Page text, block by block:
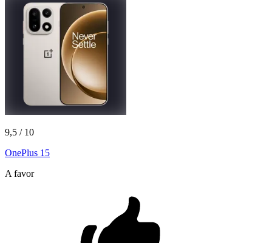
9,5 / 10
OnePlus 15
A favor